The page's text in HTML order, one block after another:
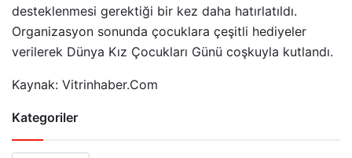
desteklenmesi gerektiği bir kez daha hatırlatıldı.
Organizasyon sonunda çocuklara çeşitli hediyeler
verilerek Dünya Kız Çocukları Günü coşkuyla kutlandı.
Kaynak: Vitrinhaber.Com
Kategoriler